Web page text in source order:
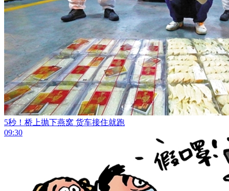
5秒！桥上抛下燕窝 货车接住就跑
09:30